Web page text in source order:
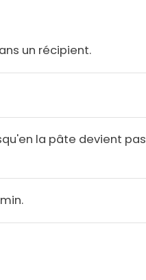
un récipient.
la pâte devient pas